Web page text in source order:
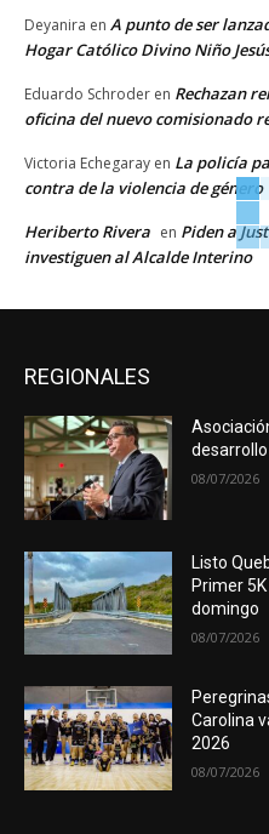
Deyanira en A punto de ser
Hogar Católico Divino Niño
Eduardo Schroder en Rechazan
oficina del nuevo comisionado
Victoria Echegaray en La policía
contra de la violencia de género
Heriberto Rivera en Piden a
investiguen al Alcalde Interino
REGIONALES
08/07/2026
Listo
Primer
domingo
08/07/2026
Carolina
2026
08/07/2026